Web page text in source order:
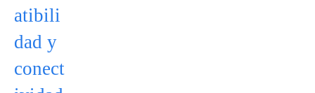
atibili
dad y
conect